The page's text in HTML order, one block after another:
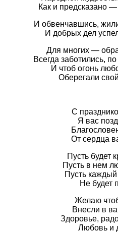
Как и предсказано
И обвенчавшись,
И добрых дел
Для многих —
Всегда заботились,
И чтоб огонь
Оберегали
С
Я вас
От сердца
Пусть будет
Пусть в нем
Пусть каждый
Не будет
Желаю
Внесли в
Здоровье,
Любовь и